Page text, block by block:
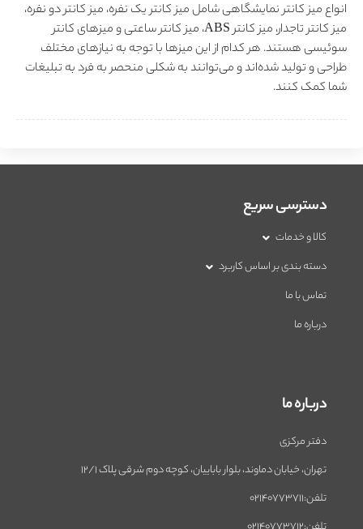
انواع میز کانتر نمایشگاهی شامل میز کانتر یک نفره، میز کانتر دو نفره،
میز کانتر تاجدار، میز کانتر ABS، میز کانتر ساعتی و میزهای کانتر
سوئیسی هستند. هر کدام از این میزها با توجه به نیازهای مختلف
طراحی و تولید شده‌اند و می‌توانند به شکلی منحصر به فرد به تبلیغات
شما کمک کنند.
دسترسی سریع
کالا و خدمات
دسته بندی بر اساس کاربرد
تماس با ما
درباره ما
درباره ما
دفتر مرکزی
تهران، خیابان دماوند، بلوار باباییان، کوچه دوم شرقی پلاک 12/1
تلفن:02140773711